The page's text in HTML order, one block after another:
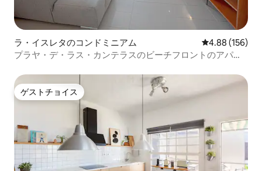
ラ・イスレタのコンドミニアム レビュー156
4.88 (156)
プラヤ・デ・ラス・カンテラスのビーチフロントのアパー
ゲストチョイス
ゲストチョイス